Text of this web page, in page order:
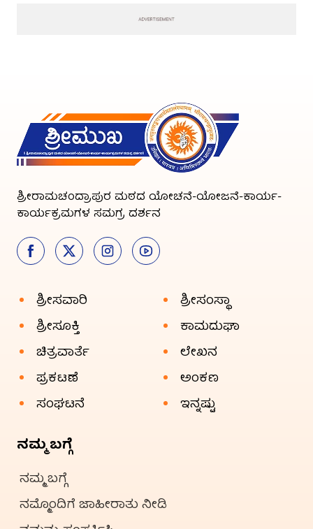
ಶ್ರೀರಾಮಚಂದ್ರಾಪುರ ಮಠದ ಯೋಚನೆ-ಯೋಜನೆ-ಕಾರ್ಯ-
ಕಾರ್ಯಕ್ರಮಗಳ ಸಮಗ್ರ ದರ್ಶನ
ಶ್ರೀಸವಾರಿ
ಶ್ರೀಸಂಸ್ಥಾ
ಶ್ರೀಸೂಕ್ತಿ
ಕಾಮದುಘಾ
ಚಿತ್ರವಾರ್ತೆ
ಲೇಖನ
ಪ್ರಕಟಣೆ
ಅಂಕಣ
ಸಂಘಟನೆ
ಇನ್ನಷ್ಟು
ನಮ್ಮ ಬಗ್ಗೆ
ನಮ್ಮ ಬಗ್ಗೆ
ನಮ್ಮೊಂದಿಗೆ ಜಾಹೀರಾತು ನೀಡಿ